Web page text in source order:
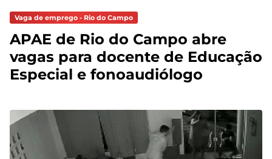
Vaga de emprego - Rio do Campo
APAE de Rio do Campo abre
vagas para docente de Educação
Especial e fonoaudiólogo